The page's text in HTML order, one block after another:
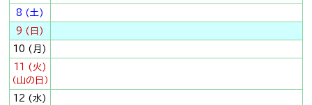
8 (土)
9 (日)
10 (月)
11 (火)
（山の日）
12 (水)